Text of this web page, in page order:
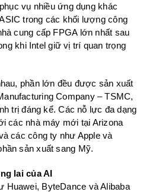
vụ nhiều ứng dụng khác
trong các khối lượng công
cung cấp FPGA lớn nhất sau
khi Intel giữ vị trí quan trọng
phần lớn đều được sản xuất
Company – TSMC,
trị đáng kể. Các nỗ lực đa dạng
các nhà máy mới tại Arizona
các công ty như Apple và
sản xuất sang Mỹ.
lai của AI
Huawei, ByteDance và Alibaba